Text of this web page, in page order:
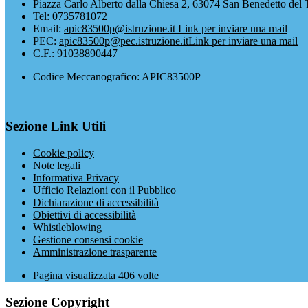
Piazza Carlo Alberto dalla Chiesa 2, 63074 San Benedetto del
Tel: 0735781072
Email: apic83500p@istruzione.it Link per inviare una mail
PEC: apic83500p@pec.istruzione.itLink per inviare una mail
C.F.: 91038890447
Codice Meccanografico: APIC83500P
Sezione Link Utili
Cookie policy
Note legali
Informativa Privacy
Ufficio Relazioni con il Pubblico
Dichiarazione di accessibilità
Obiettivi di accessibilità
Whistleblowing
Gestione consensi cookie
Amministrazione trasparente
Pagina visualizzata 406 volte
Sezione Copyright